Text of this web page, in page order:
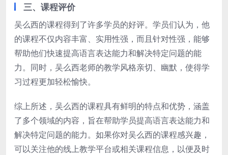
三、课程评价
吴么西的课程得到了许多学员的好评。学员们认为，他
的课程不仅内容丰富、实用性强，而且针对性强，能够
帮助他们快速提高语言表达能力和解决特定问题的能
力。同时，吴么西老师的教学风格亲切、幽默，使得学
习过程更加轻松愉快。
综上所述，吴么西的课程具有鲜明的特点和优势，涵盖
了多个领域的内容，旨在帮助学员提高语言表达能力和
解决特定问题的能力。如果你对吴么西的课程感兴趣，
可以关注他的线上教学平台或相关课程信息，以便及时